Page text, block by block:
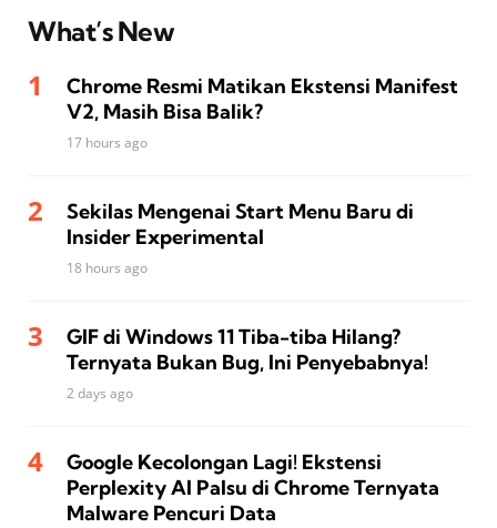
What’s New
Chrome Resmi Matikan Ekstensi Manifest
V2, Masih Bisa Balik?
17 hours ago
Sekilas Mengenai Start Menu Baru di
Insider Experimental
18 hours ago
GIF di Windows 11 Tiba-tiba Hilang?
Ternyata Bukan Bug, Ini Penyebabnya!
2 days ago
Google Kecolongan Lagi! Ekstensi
Perplexity AI Palsu di Chrome Ternyata
Malware Pencuri Data